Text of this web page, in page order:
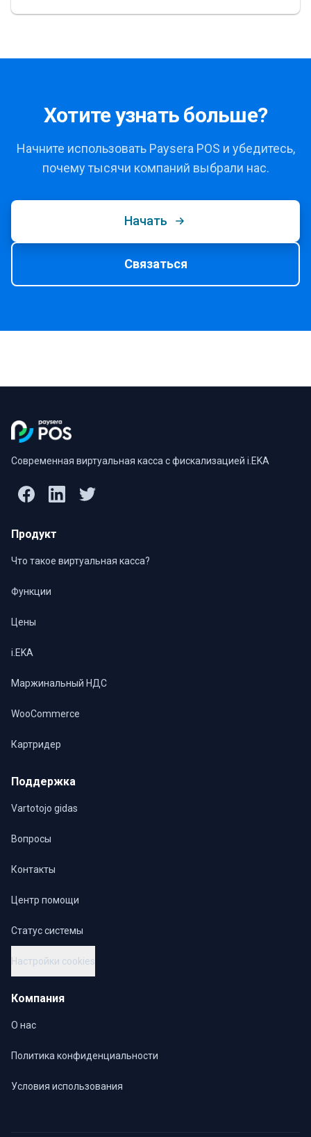
Хотите узнать больше?
Начните использовать Paysera POS и убедитесь,
почему тысячи компаний выбрали нас.
Начать
Связаться
Современная виртуальная касса с фискализацией i.EKA
Продукт
Что такое виртуальная касса?
Функции
Цены
i.EKA
Маржинальный НДС
WooCommerce
Картридер
Поддержка
Vartotojo gidas
Вопросы
Контакты
Центр помощи
Статус системы
Настройки cookies
Компания
О нас
Политика конфиденциальности
Условия использования